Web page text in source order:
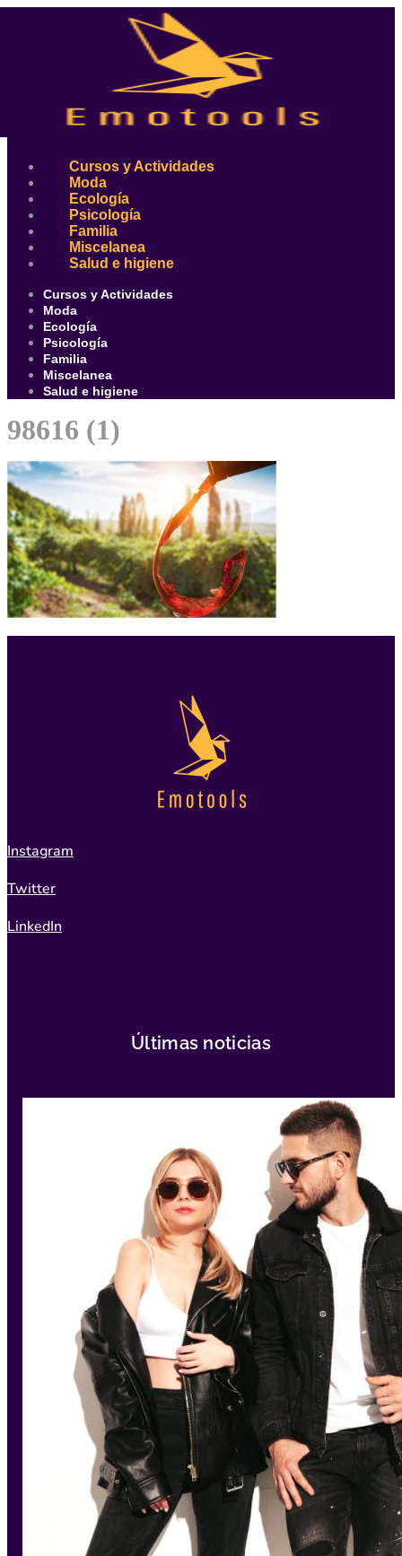
Cursos y Actividades
Moda
Ecología
Psicología
Familia
Miscelanea
Salud e higiene
Cursos y Actividades
Moda
Ecología
Psicología
Familia
Miscelanea
Salud e higiene
98616 (1)
Instagram
Twitter
LinkedIn
Últimas noticias